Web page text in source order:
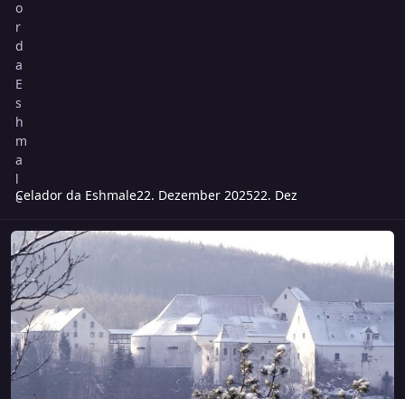
Celador da Eshmale22. Dezember 202522. Dez
Sonntag - Der Grund des Todes